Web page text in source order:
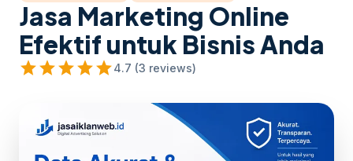
Jasa Marketing Online
Efektif untuk Bisnis Anda
starstarstarstarstar4.7 (3 reviews)